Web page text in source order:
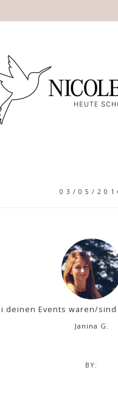
03/05/
deinen Events waren/
Janina G.
BY: